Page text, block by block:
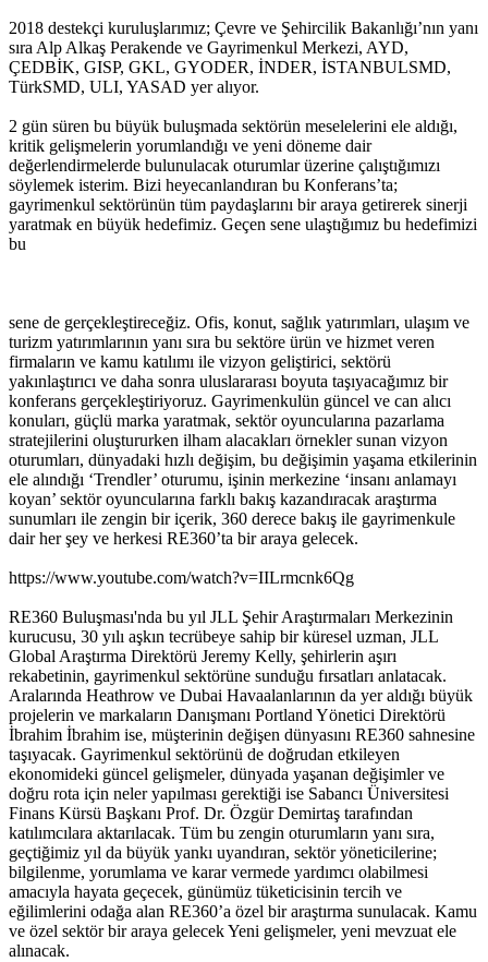
2018 destekçi kuruluşlarımız; Çevre ve Şehircilik Bakanlığı’nın yanı
sıra Alp Alkaş Perakende ve Gayrimenkul Merkezi, AYD,
ÇEDBİK, GISP, GKL, GYODER, İNDER, İSTANBULSMD,
TürkSMD, ULI, YASAD yer alıyor.
2 gün süren bu büyük buluşmada sektörün meselelerini ele aldığı,
kritik gelişmelerin yorumlandığı ve yeni döneme dair
değerlendirmelerde bulunulacak oturumlar üzerine çalıştığımızı
söylemek isterim. Bizi heyecanlandıran bu Konferans’ta;
gayrimenkul sektörünün tüm paydaşlarını bir araya getirerek sinerji
yaratmak en büyük hedefimiz. Geçen sene ulaştığımız bu hedefimizi
bu
sene de gerçekleştireceğiz. Ofis, konut, sağlık yatırımları, ulaşım ve
turizm yatırımlarının yanı sıra bu sektöre ürün ve hizmet veren
firmaların ve kamu katılımı ile vizyon geliştirici, sektörü
yakınlaştırıcı ve daha sonra uluslararası boyuta taşıyacağımız bir
konferans gerçekleştiriyoruz. Gayrimenkulün güncel ve can alıcı
konuları, güçlü marka yaratmak, sektör oyuncularına pazarlama
stratejilerini oluştururken ilham alacakları örnekler sunan vizyon
oturumları, dünyadaki hızlı değişim, bu değişimin yaşama etkilerinin
ele alındığı ‘Trendler’ oturumu, işinin merkezine ‘insanı anlamayı
koyan’ sektör oyuncularına farklı bakış kazandıracak araştırma
sunumları ile zengin bir içerik, 360 derece bakış ile gayrimenkule
dair her şey ve herkesi RE360’ta bir araya gelecek.
https://www.youtube.com/watch?v=IILrmcnk6Qg
RE360 Buluşması'nda bu yıl JLL Şehir Araştırmaları Merkezinin
kurucusu, 30 yılı aşkın tecrübeye sahip bir küresel uzman, JLL
Global Araştırma Direktörü Jeremy Kelly, şehirlerin aşırı
rekabetinin, gayrimenkul sektörüne sunduğu fırsatları anlatacak.
Aralarında Heathrow ve Dubai Havaalanlarının da yer aldığı büyük
projelerin ve markaların Danışmanı Portland Yönetici Direktörü
İbrahim İbrahim ise, müşterinin değişen dünyasını RE360 sahnesine
taşıyacak. Gayrimenkul sektörünü de doğrudan etkileyen
ekonomideki güncel gelişmeler, dünyada yaşanan değişimler ve
doğru rota için neler yapılması gerektiği ise Sabancı Üniversitesi
Finans Kürsü Başkanı Prof. Dr. Özgür Demirtaş tarafından
katılımcılara aktarılacak. Tüm bu zengin oturumların yanı sıra,
geçtiğimiz yıl da büyük yankı uyandıran, sektör yöneticilerine;
bilgilenme, yorumlama ve karar vermede yardımcı olabilmesi
amacıyla hayata geçecek, günümüz tüketicisinin tercih ve
eğilimlerini odağa alan RE360’a özel bir araştırma sunulacak. Kamu
ve özel sektör bir araya gelecek Yeni gelişmeler, yeni mevzuat ele
alınacak.